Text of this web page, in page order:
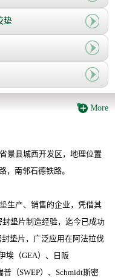
垫
More
景县城西开发区，地理位置
，南邻石德铁路。
生产、销售的企业，凭借其
封垫片制造经验，迄今已成功
垫片，广泛应用在阿法拉伐
埃（GEA）、日阪
普（SWEP）、Schmidt斯密